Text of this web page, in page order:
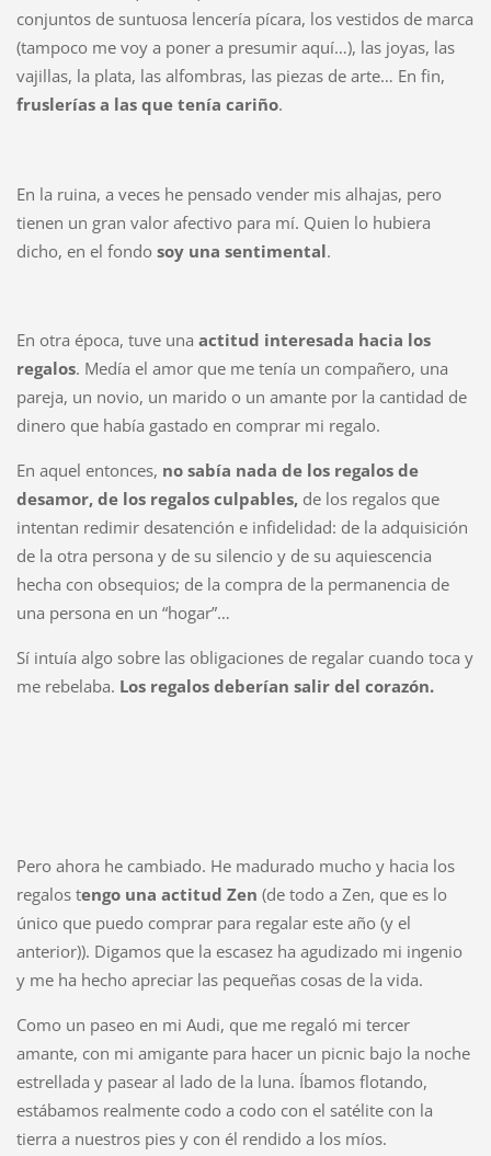
conjuntos de suntuosa lencería pícara, los vestidos de marca
(tampoco me voy a poner a presumir aquí…), las joyas, las
vajillas, la plata, las alfombras, las piezas de arte… En fin,
fruslerías a las que tenía cariño.
En la ruina, a veces he pensado vender mis alhajas, pero
tienen un gran valor afectivo para mí. Quien lo hubiera
dicho, en el fondo soy una sentimental.
En otra época, tuve una actitud interesada hacia los
regalos. Medía el amor que me tenía un compañero, una
pareja, un novio, un marido o un amante por la cantidad de
dinero que había gastado en comprar mi regalo.
En aquel entonces, no sabía nada de los regalos de
desamor, de los regalos culpables,de los regalos que
intentan redimir desatención e infidelidad: de la adquisición
de la otra persona y de su silencio y de su aquiescencia
hecha con obsequios; de la compra de la permanencia de
una persona en un “hogar”…
Sí intuía algo sobre las obligaciones de regalar cuando toca y
me rebelaba. Los regalos deberían salir del corazón.
Pero ahora he cambiado. He madurado mucho y hacia los
regalos tengo una actitud Zen (de todo a Zen, que es lo
único que puedo comprar para regalar este año (y el
anterior)). Digamos que la escasez ha agudizado mi ingenio
y me ha hecho apreciar las pequeñas cosas de la vida.
Como un paseo en mi Audi, que me regaló mi tercer
amante, con mi amigante para hacer un picnic bajo la noche
estrellada y pasear al lado de la luna. Íbamos flotando,
estábamos realmente codo a codo con el satélite con la
tierra a nuestros pies y con él rendido a los míos.